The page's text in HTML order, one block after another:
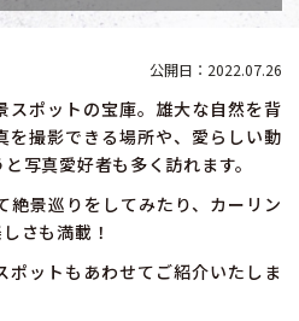
2022.07.26
スポットの宝庫。雄大な自然を背
を撮影できる場所や、愛らしい動
写真愛好者も多く訪れます。
絶景巡りをしてみたり、カーリン
さも満載！
ポットもあわせてご紹介いたしま